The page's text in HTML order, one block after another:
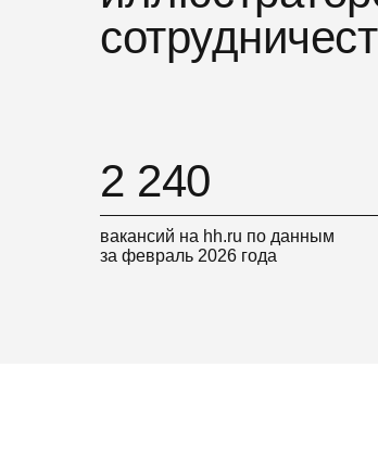
2 240
вакансий на hh.ru по данным
за февраль 2026 года